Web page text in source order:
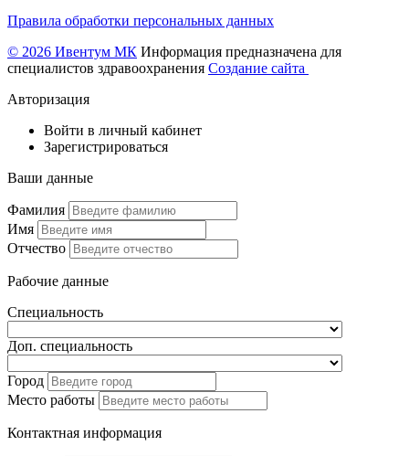
Правила обработки персональных данных
© 2026 Ивентум МК Информация предназначена для
специалистов здравоохранения Создание сайта
Авторизация
Войти в личный кабинет
Зарегистрироваться
Ваши данные
Фамилия
Имя
Отчество
Рабочие данные
Специальность
Доп. специальность
Город
Место работы
Контактная информация